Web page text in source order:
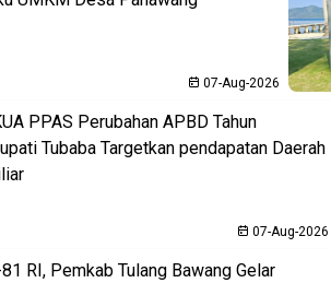
07-Aug-2026
PPAS Perubahan APBD Tahun
Tubaba Targetkan pendapatan Daerah
07-Aug-2026
RI, Pemkab Tulang Bawang Gelar